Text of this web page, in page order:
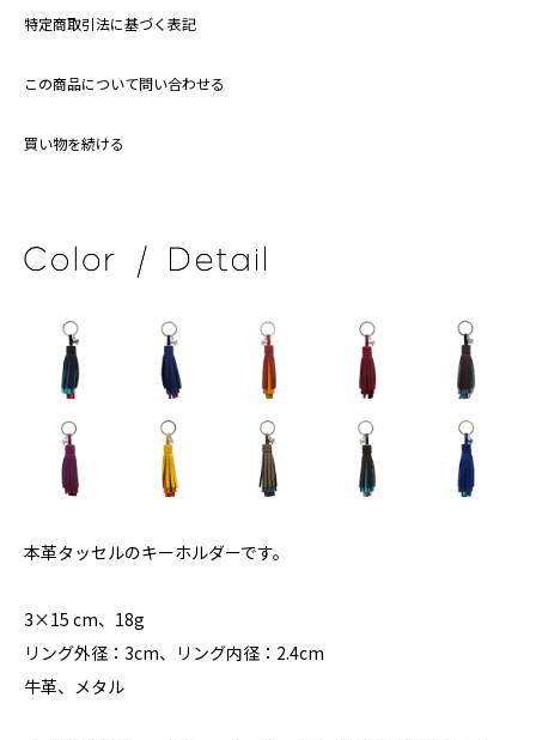
特定商取引法に基づく表記
この商品について問い合わせる
買い物を続ける
本革タッセルのキーホルダーです。
3×15 cm、18g
リング外径：3cm、リング内径：2.4cm
牛革、メタル